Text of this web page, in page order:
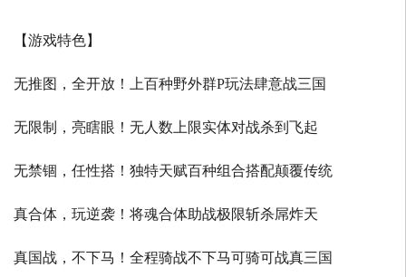
【游戏特色】
无推图，全开放！上百种野外群P玩法肆意战三国
无限制，亮瞎眼！无人数上限实体对战杀到飞起
无禁锢，任性搭！独特天赋百种组合搭配颠覆传统
真合体，玩逆袭！将魂合体助战极限斩杀屌炸天
真国战，不下马！全程骑战不下马可骑可战真三国